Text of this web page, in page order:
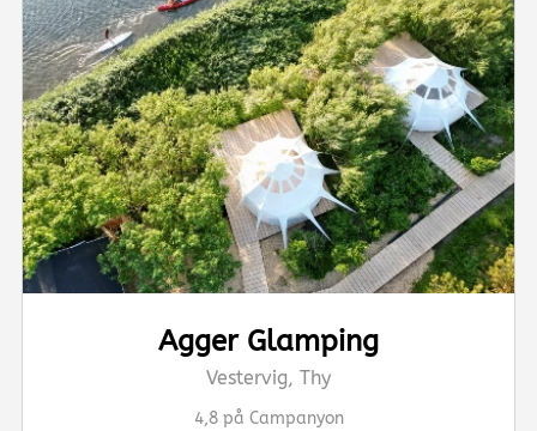
Agger Glamping
Vestervig, Thy
4,8 på Campanyon